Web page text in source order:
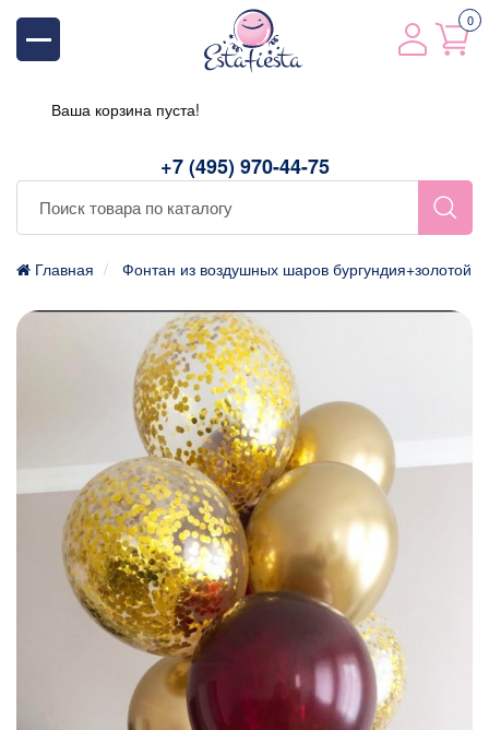
+7 (495) 970-44-75
0
Ваша корзина пуста!
Главная Фонтан из воздушных шаров бургундия+золотой